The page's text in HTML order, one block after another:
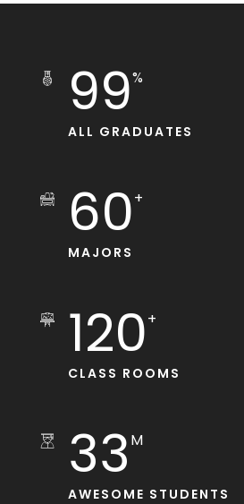
99%
ALL GRADUATES
60+
MAJORS
120+
CLASS ROOMS
33 M
AWESOME STUDENTS